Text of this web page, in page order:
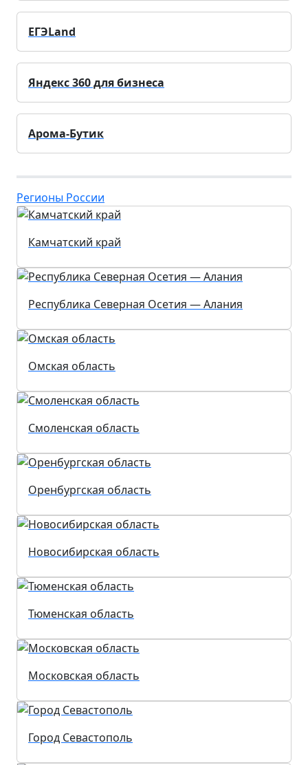
ЕГЭLand
Яндекс 360 для бизнеса
Арома-Бутик
Регионы России
Камчатский край
Республика Северная Осетия — Алания
Омская область
Смоленская область
Оренбургская область
Новосибирская область
Тюменская область
Московская область
Город Севастополь